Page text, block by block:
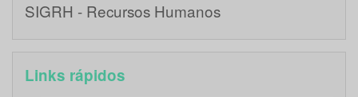
SIGRH - Recursos Humanos
Links rápidos